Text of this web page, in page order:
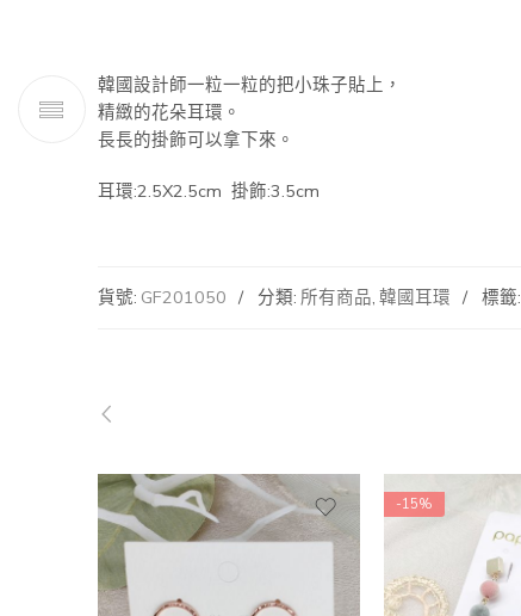
韓國設計師一粒一粒的把小珠子貼上，
精緻的花朵耳環。
長長的掛飾可以拿下來。
耳環:2.5X2.5cm 掛飾:3.5cm
貨號: GF201050 分類: 所有商品, 韓國耳環 標籤:
-15%